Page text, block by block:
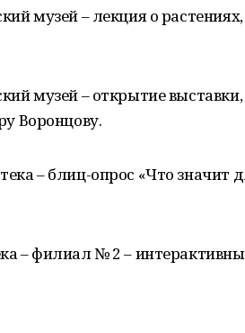
музей – лекция о
музей – открытие
Воронцову.
– блиц-опрос «Что значит
– филиал № 2 –